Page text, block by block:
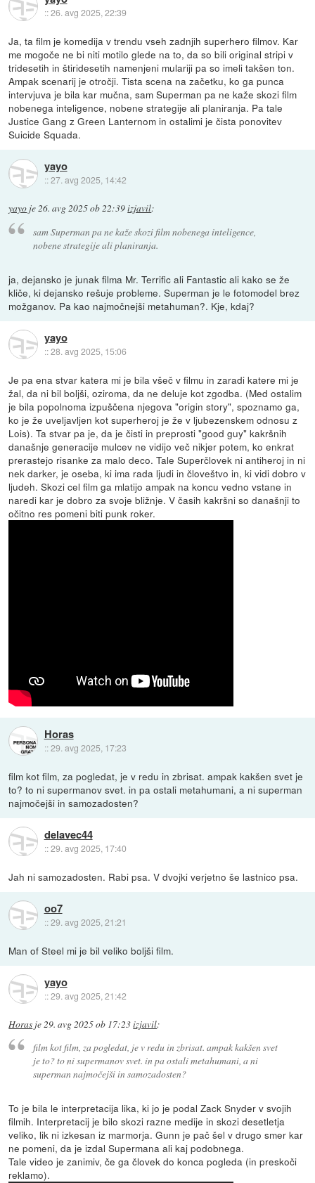
::26. avg 2025, 22:39
Ja, ta film je komedija v trendu vseh zadnjih superhero filmov. Kar
me mogoče ne bi niti motilo glede na to, da so bili original stripi v
tridesetih in štiridesetih namenjeni mulariji pa so imeli takšen ton.
Ampak scenarij je otročji. Tista scena na začetku, ko ga punca
intervjuva je bila kar mučna, sam Superman pa ne kaže skozi film
nobenega inteligence, nobene strategije ali planiranja. Pa tale
Justice Gang z Green Lanternom in ostalimi je čista ponovitev
Suicide Squada.
yayo
::27. avg 2025, 14:42
yayo je26. avg 2025 ob 22:39izjavil:
sam Superman pa ne kaže skozi film nobenega inteligence,
nobene strategije ali planiranja.
ja, dejansko je junak filma Mr. Terrific ali Fantastic ali kako se že
kliče, ki dejansko rešuje probleme. Superman je le fotomodel brez
možganov. Pa kao najmočnejši metahuman?. Kje, kdaj?
yayo
::28. avg 2025, 15:06
Je pa ena stvar katera mi je bila všeč v filmu in zaradi katere mi je
žal, da ni bil boljši, oziroma, da ne deluje kot zgodba. (Med ostalim
je bila popolnoma izpuščena njegova "origin story", spoznamo ga,
ko je že uveljavljen kot superheroj je že v ljubezenskem odnosu z
Lois). Ta stvar pa je, da je čisti in preprosti "good guy" kakršnih
današnje generacije mulcev ne vidijo več nikjer potem, ko enkrat
prerastejo risanke za malo deco. Tale Superčlovek ni antiheroj in ni
nek darker, je oseba, ki ima rada ljudi in človeštvo in, ki vidi dobro v
ljudeh. Skozi cel film ga mlatijo ampak na koncu vedno vstane in
naredi kar je dobro za svoje bližnje. V časih kakršni so današnji to
očitno res pomeni biti punk roker.
Horas
::29. avg 2025, 17:23
film kot film, za pogledat, je v redu in zbrisat. ampak kakšen svet je
to? to ni supermanov svet. in pa ostali metahumani, a ni superman
najmočejši in samozadosten?
delavec44
::29. avg 2025, 17:40
Jah ni samozadosten. Rabi psa. V dvojki verjetno še lastnico psa.
oo7
::29. avg 2025, 21:21
Man of Steel mi je bil veliko boljši film.
yayo
::29. avg 2025, 21:42
Horas je29. avg 2025 ob 17:23izjavil:
film kot film, za pogledat, je v redu in zbrisat. ampak kakšen svet
je to? to ni supermanov svet. in pa ostali metahumani, a ni
superman najmočejši in samozadosten?
To je bila le interpretacija lika, ki jo je podal Zack Snyder v svojih
filmih. Interpretacij je bilo skozi razne medije in skozi desetletja
veliko, lik ni izkesan iz marmorja. Gunn je pač šel v drugo smer kar
ne pomeni, da je izdal Supermana ali kaj podobnega.
Tale video je zanimiv, če ga človek do konca pogleda (in preskoči
reklamo).